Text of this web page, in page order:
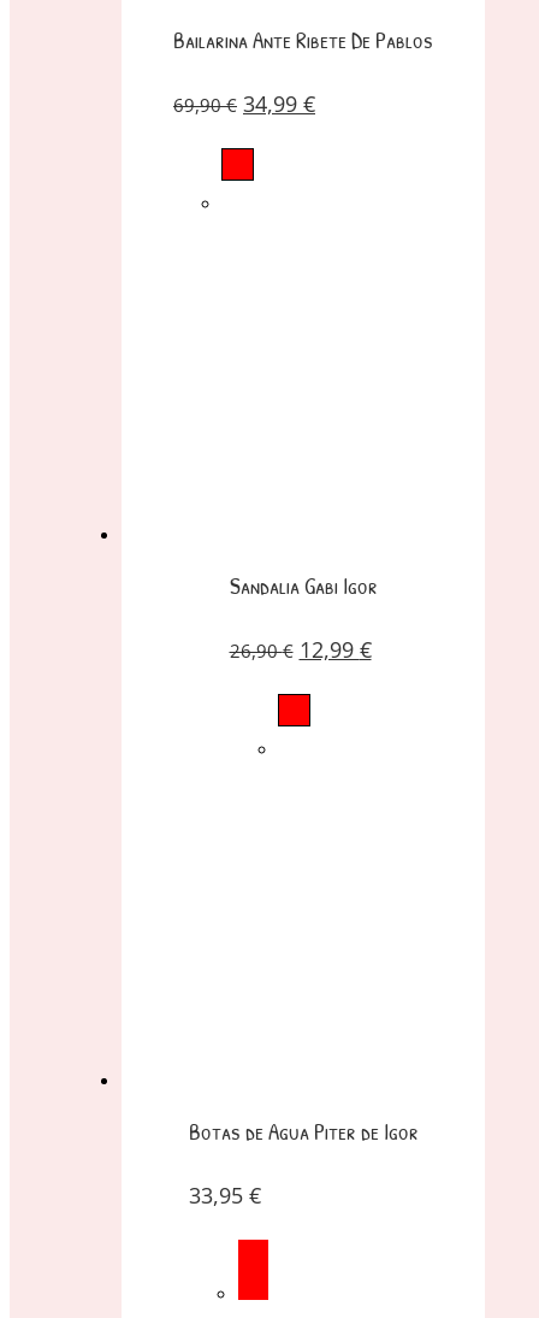
Bailarina Ante Ribete De Pablos
69,90€ 34,99 €
Sandalia Gabi Igor
26,90€ 12,99 €
Botas de Agua Piter de Igor
33,95 €